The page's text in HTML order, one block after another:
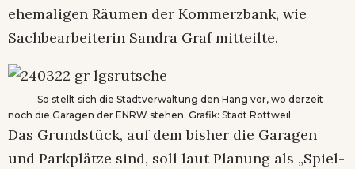
ehemaligen Räumen der Kommerzbank, wie
Sachbearbeiterin Sandra Graf mitteilte.
So stellt sich die Stadtverwaltung den Hang vor, wo derzeit
noch die Garagen der ENRW stehen. Grafik: Stadt Rottweil
Das Grundstück, auf dem bisher die Garagen
und Parkplätze sind, soll laut Planung als „Spiel-